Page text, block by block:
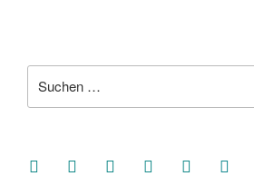
nach:
facebooksoundcloud
twitter mastodoninstagramthreads